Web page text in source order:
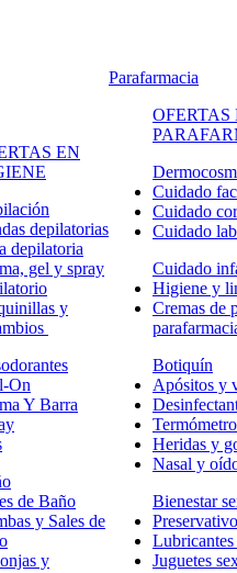
EN
depilatorias
depilatoria
gel y spray
y
On
Y Barra
de Baño
y Sales de
y
Parafarmacia
OFERTAS
Cuidado
Cuidado
Cuidado
Cuidado
Higiene y
Cremas de
Botiquín
Apósitos y
Heridas y
Nasal y
Bienestar
Lubricantes
Juguetes